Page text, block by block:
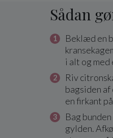
Sådan
Beklæd en
i alt og med
Riv
bagsiden af
en firkant
Bag
gylden.